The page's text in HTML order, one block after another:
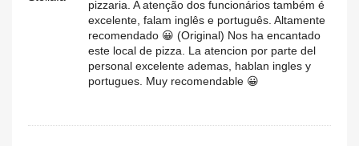
pizzaria. A atenção dos funcionários também é
excelente, falam inglês e português. Altamente
recomendado 😀 (Original) Nos ha encantado
este local de pizza. La atencion por parte del
personal excelente ademas, hablan ingles y
portugues. Muy recomendable 😀